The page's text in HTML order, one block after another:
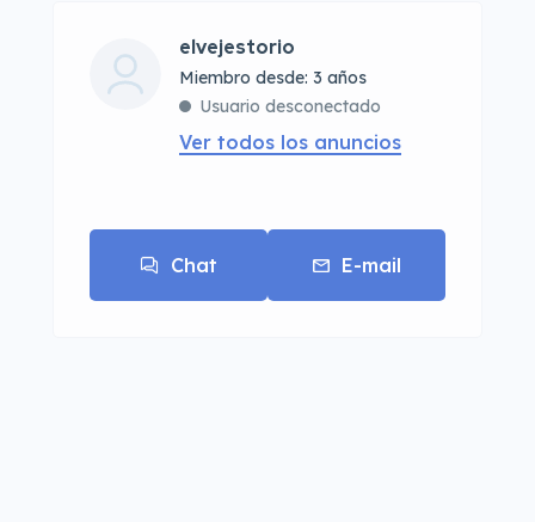
elvejestorio
Miembro desde: 3 años
Usuario desconectado
Ver todos los anuncios
Chat E-mail